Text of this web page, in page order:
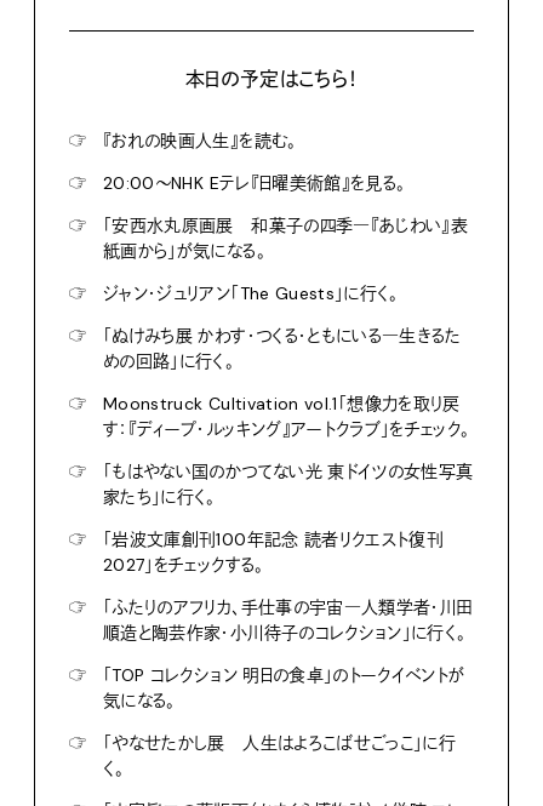
本日の予定はこちら！
☞
『おれの映画人生』を読む。
☞
20:00〜NHK Eテレ『日曜美術館』を見る。
☞
「安西水丸原画展 和菓子の四季―『あじわい』表
紙画から」が気になる。
☞
ジャン・ジュリアン「The Guests」に行く。
☞
「ぬけみち展 かわす・つくる・ともにいる―生きるた
めの回路」に行く。
☞
Moonstruck Cultivation vol.1「想像力を取り戻
す：『ディープ・ルッキング』アートクラブ」をチェック。
☞
「もはやない国のかつてない光 東ドイツの女性写真
家たち」に行く。
☞
「岩波文庫創刊100年記念 読者リクエスト復刊
2027」をチェックする。
☞
「ふたりのアフリカ、手仕事の宇宙―人類学者・川田
順造と陶芸作家・小川待子のコレクション」に行く。
☞
「TOP コレクション 明日の食卓」のトークイベントが
気になる。
☞
「やなせたかし展 人生はよろこばせごっこ」に行
く。